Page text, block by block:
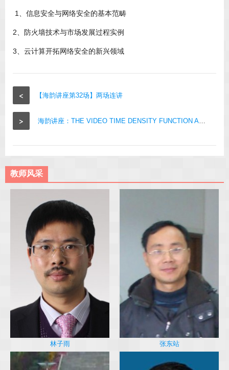
1、信息安全与网络安全的基本范畴
2、防火墙技术与市场发展过程实例
3、云计算开拓网络安全的新兴领域
< 【海韵讲座第32场】两场连讲
> 海韵讲座：THE VIDEO TIME DENSITY FUNCTION AND ITS APPLICATIONS ON VIDEO CONTENT ANALYSIS
教师风采
林子雨 张东站